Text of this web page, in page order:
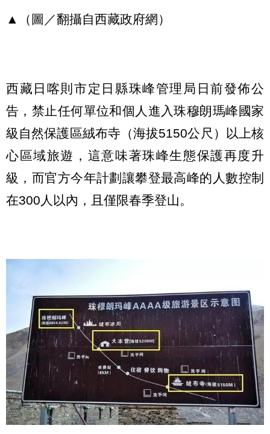
▲（圖／翻攝自西藏政府網）
西藏日喀則市定日縣珠峰管理局日前發佈公
告，禁止任何單位和個人進入珠穆朗瑪峰國家
級自然保護區絨布寺（海拔5150公尺）以上核
心區域旅遊，這意味著珠峰生態保護再度升
級，而官方今年計劃讓攀登最高峰的人數控制
在300人以內，且僅限春季登山。